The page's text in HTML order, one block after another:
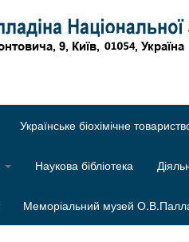
Українське біохімічне
Наукова бібліотека
Меморіальний музей